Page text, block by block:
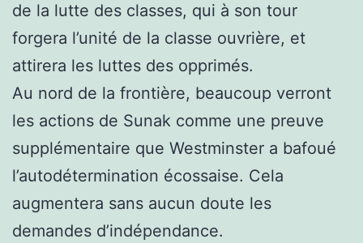
de la lutte des classes, qui à son tour
forgera l’unité de la classe ouvrière, et
attirera les luttes des opprimés.
Au nord de la frontière, beaucoup verront
les actions de Sunak comme une preuve
supplémentaire que Westminster a bafoué
l’autodétermination écossaise. Cela
augmentera sans aucun doute les
demandes d’indépendance.